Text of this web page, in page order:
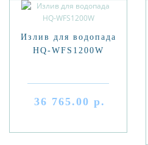
Излив для водопада
HQ-WFS1200W
36 765.00 р.